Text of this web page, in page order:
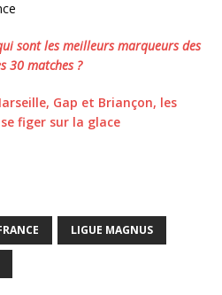
sont les meilleurs marqueurs des
30 matches ?
Gap et Briançon, les
figer sur la glace
LIGUE MAGNUS